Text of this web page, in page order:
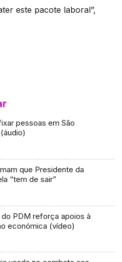
este pacote laboral”,
pessoas em São
que Presidente da
“tem de sair”
do PDM reforça apoios à
económica (vídeo)